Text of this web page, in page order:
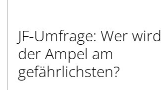
JF-Umfrage: Wer wird
der Ampel am
gefährlichsten?